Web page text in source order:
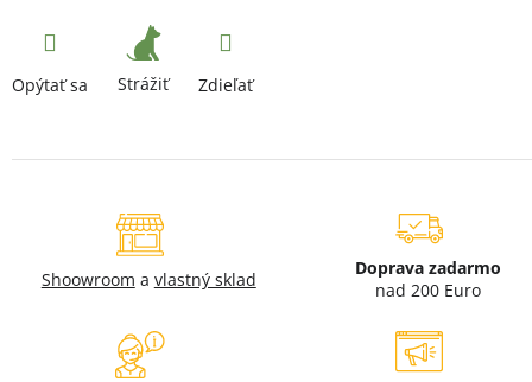
Opýtať sa Strážiť Zdieľať
Shoowroom a vlastný sklad
Doprava zadarmo
nad 200 Euro